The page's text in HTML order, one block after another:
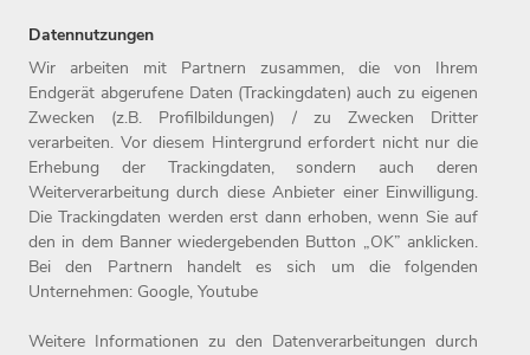
Home
Arbeitgeber
Benefits
Jobs
Einstiegslevel
Arbeitsfelder
Kontakt
Impressum
Datenschutz
Datennutzungen
Wir arbeiten mit Partnern zusammen, die von Ihrem
Endgerät abgerufene Daten (Trackingdaten) auch zu eigenen
Zwecken (z.B. Profilbildungen) / zu Zwecken Dritter
verarbeiten. Vor diesem Hintergrund erfordert nicht nur die
Erhebung der Trackingdaten, sondern auch deren
Weiterverarbeitung durch diese Anbieter einer Einwilligung.
Die Trackingdaten werden erst dann erhoben, wenn Sie auf
den in dem Banner wiedergebenden Button „OK” anklicken.
Bei den Partnern handelt es sich um die folgenden
Unternehmen: Google, Youtube
Weitere Informationen zu den Datenverarbeitungen durch